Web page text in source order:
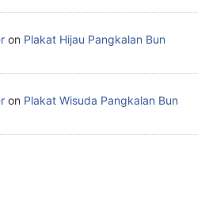
on Plakat Hijau Pangkalan Bun
on Plakat Wisuda Pangkalan Bun